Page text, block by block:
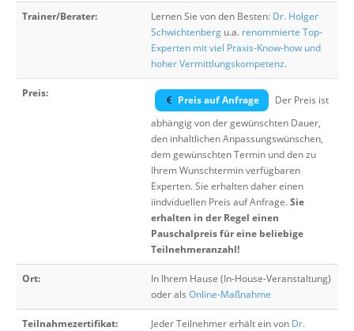
Trainer/Berater: Lernen Sie von den Besten: Dr. Holger
Schwichtenberg u.a. renommierte Top-
Experten mit viel Praxis-Know-how und
hoher Vermittlungskompetenz.
Preis:
Preis auf Anfrage
Der Preis ist
abhängig von der gewünschten Dauer,
den inhaltlichen Anpassungswünschen,
dem gewünschten Termin und den zu
Ihrem Wunschtermin verfügbaren
Experten. Sie erhalten daher einen
iindviduellen Preis auf Anfrage.Sie
erhalten in der Regel einen
Pauschalpreis für eine beliebige
Teilnehmeranzahl!
Ort:
In Ihrem Hause (In-House-Veranstaltung)
oder als Online-Maßnahme
Teilnahmezertifikat: Jeder Teilnehmer erhält ein von Dr.